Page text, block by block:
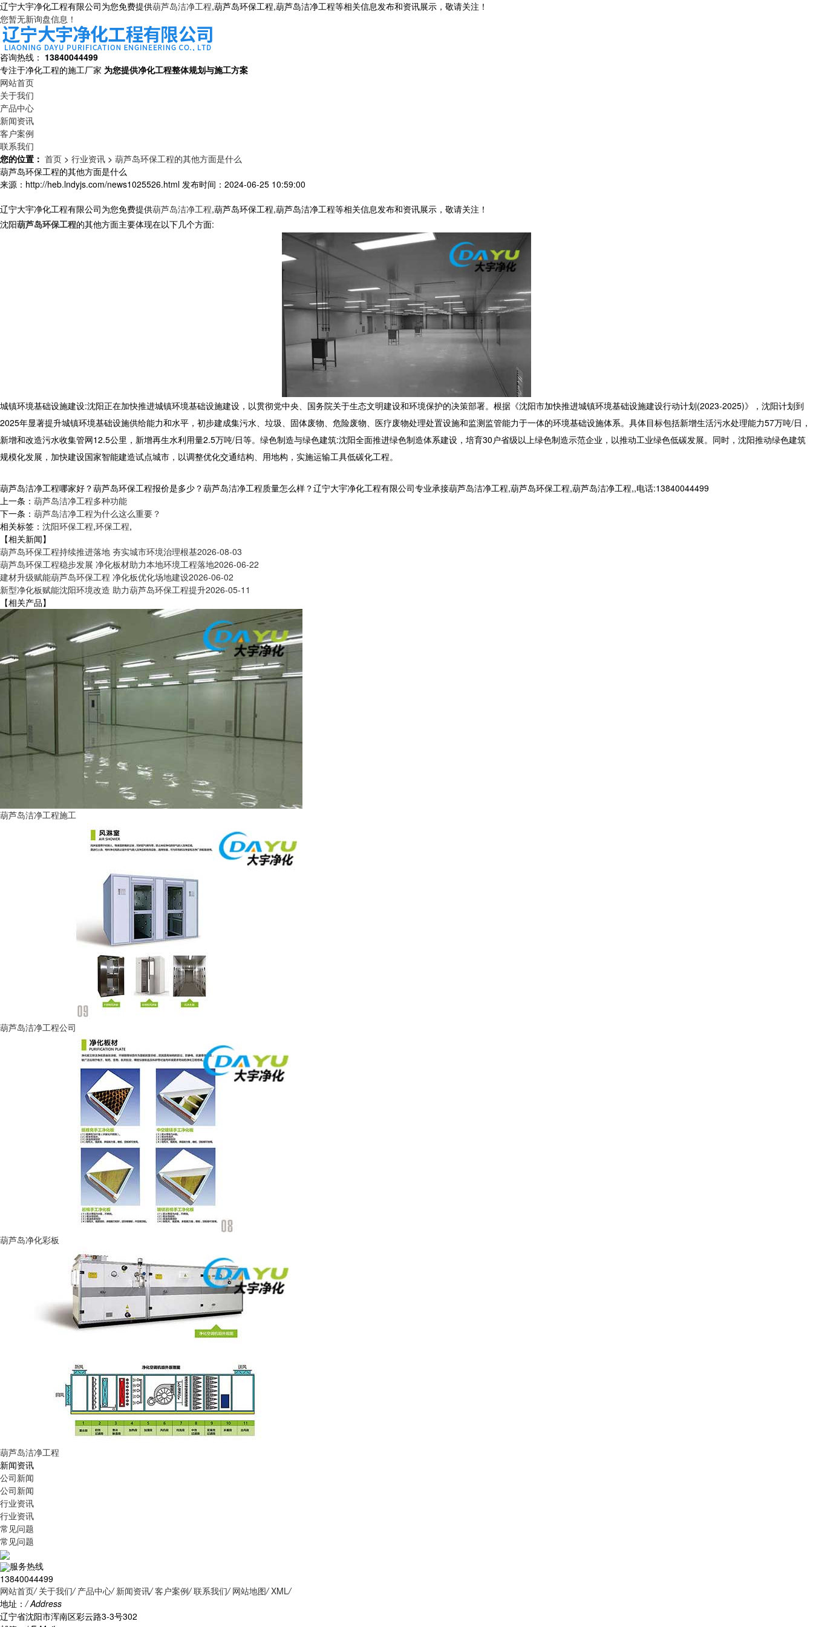
辽宁大宇净化工程有限公司为您免费提供葫芦岛洁净工程,葫芦岛环保工程,葫芦岛洁净工程等相关信息发布和资讯展示，敬请关注！
您暂无新询盘信息！
咨询热线： 13840044499
专注于净化工程的施工厂家 为您提供净化工程整体规划与施工方案
网站首页
关于我们
产品中心
新闻资讯
客户案例
联系我们
您的位置： 首页 > 行业资讯 > 葫芦岛环保工程的其他方面是什么
葫芦岛环保工程的其他方面是什么
来源：http://heb.lndyjs.com/news1025526.html 发布时间：2024-06-25 10:59:00
辽宁大宇净化工程有限公司为您免费提供葫芦岛洁净工程,葫芦岛环保工程,葫芦岛洁净工程等相关信息发布和资讯展示，敬请关注！
沈阳葫芦岛环保工程的其他方面主要体现在以下几个方面:
城镇环境基础设施建设:沈阳正在加快推进城镇环境基础设施建设，以贯彻党中央、国务院关于生态文明建设和环境保护的决策部署。根据《沈阳市加快推进城镇环境基础设施建设行动计划(2023-2025)》，沈阳计划到
2025年显著提升城镇环境基础设施供给能力和水平，初步建成集污水、垃圾、固体废物、危险废物、医疗废物处理处置设施和监测监管能力于一体的环境基础设施体系。具体目标包括新增生活污水处理能力57万吨/日，
新增和改造污水收集管网12.5公里，新增再生水利用量2.5万吨/日等。绿色制造与绿色建筑:沈阳全面推进绿色制造体系建设，培育30 户省级以上绿色制造示范企业，以推动工业绿色低碳发展。同时，沈阳推动绿色建筑
规模化发展，加快建设国家智能建造试点城市，以调整优化交通结构、用地构，实施运输工具低碳化工程。
葫芦岛洁净工程哪家好？葫芦岛环保工程报价是多少？葫芦岛洁净工程质量怎么样？辽宁大宇净化工程有限公司专业承接葫芦岛洁净工程,葫芦岛环保工程,葫芦岛洁净工程,,电话:13840044499
上一条： 葫芦岛洁净工程多种功能
下一条： 葫芦岛洁净工程为什么这么重要？
相关标签： 沈阳环保工程,环保工程,
【相关新闻】
葫芦岛环保工程持续推进落地 夯实城市环境治理根基2026-08-03
葫芦岛环保工程稳步发展 净化板材助力本地环境工程落地2026-06-22
建材升级赋能葫芦岛环保工程 净化板优化场地建设2026-06-02
新型净化板赋能沈阳环境改造 助力葫芦岛环保工程提升2026-05-11
【相关产品】
葫芦岛洁净工程施工
葫芦岛洁净工程公司
葫芦岛净化彩板
葫芦岛洁净工程
新闻资讯
公司新闻
公司新闻
行业资讯
行业资讯
常见问题
常见问题
服务热线
13840044499
网站首页/ 关于我们/ 产品中心/ 新闻资讯/ 客户案例/ 联系我们/ 网站地图/ XML/
地址：/ Address
辽宁省沈阳市浑南区彩云路3-3号302